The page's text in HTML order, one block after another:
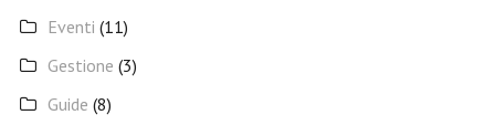
Eventi (11)
Gestione (3)
Guide (8)